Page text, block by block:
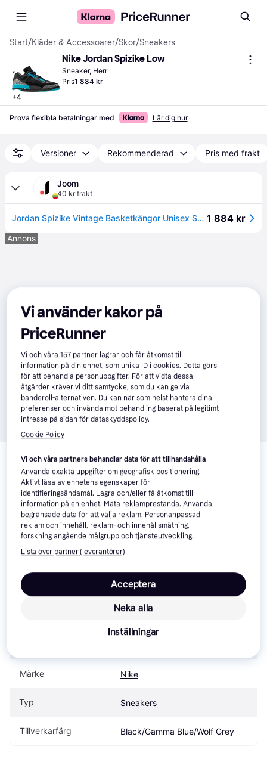
Start/Kläder & Accessoarer/Skor/Sneakers
+4
Nike Jordan Spizike Low
Sneaker, Herr
Pris1 884 kr
Prova flexibla betalningar med Lär dig hur
Versioner Rekommenderad Pris med frakt
Joom
40 kr frakt
Jordan Spizike Vintage Basketkängor Unisex Svart Blå FQ1759-005 cm 1 884 kr
Annons
Om produkten
Lägsta pris på Nike Jordan Spizike Low är
vilket är det billigaste priset just nu hos 1 butik.
Jämför:
Nike Skor
Nike Sneakers
Specifikationer
Märke Nike
Typ Sneakers
Tillverkarfärg Black/Gamma Blue/Wolf Grey
Vi använder kakor på
PriceRunner
Vi och våra157 partner lagrar och får åtkomst till
information på din enhet, som unika ID i cookies. Detta görs
för att behandla personuppgifter. För att vidta dessa
åtgärder kräver vi ditt samtycke, som du kan ge via
banderoll-alternativen. Du kan när som helst hantera dina
preferenser och invända mot behandling baserat på legitimt
intresse på sidan för dataskyddspolicy.
Cookie Policy
Vi och våra partners behandlar data för att tillhandahålla
Använda exakta uppgifter om geografisk positionering.
Aktivt läsa av enhetens egenskaper för
identifieringsändamål. Lagra och/eller få åtkomst till
information på en enhet. Mäta reklamprestanda. Använda
begränsade data för att välja reklam. Personanpassad
reklam och innehåll, reklam- och innehållsmätning,
forskning angående målgrupp och tjänsteutveckling.
Lista över partner (leverantörer)
Neka alla
Acceptera
Inställningar